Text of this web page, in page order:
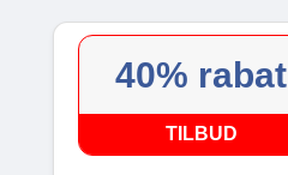
40% rabat
TILBUD